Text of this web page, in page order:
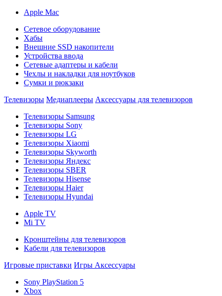
Apple Mac
Сетевое оборудование
Хабы
Внешние SSD накопители
Устройства ввода
Сетевые адаптеры и кабели
Чехлы и накладки для ноутбуков
Сумки и рюкзаки
Телевизоры Медиаплееры Аксессуары для телевизоров
Телевизоры Samsung
Телевизоры Sony
Телевизоры LG
Телевизоры Xiaomi
Телевизоры Skyworth
Телевизоры Яндекс
Телевизоры SBER
Телевизоры Hisense
Телевизоры Haier
Телевизоры Hyundai
Apple TV
Mi TV
Кронштейны для телевизоров
Кабели для телевизоров
Игровые приставки Игры Аксессуары
Sony PlayStation 5
Xbox